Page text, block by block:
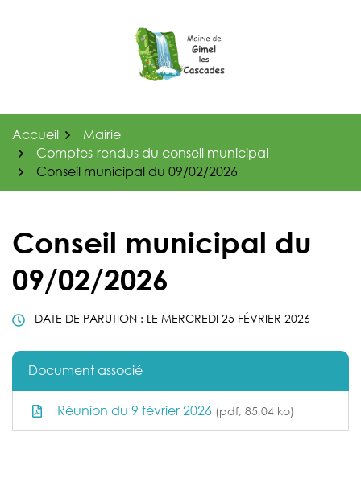
Accueil
Mairie
Comptes-rendus du conseil municipal –
Conseil municipal du 09/02/2026
Conseil municipal du
09/02/2026
DATE DE PARUTION : LE MERCREDI 25 FÉVRIER 2026
Document associé
Réunion du 9 février 2026 (pdf, 85,04 ko)